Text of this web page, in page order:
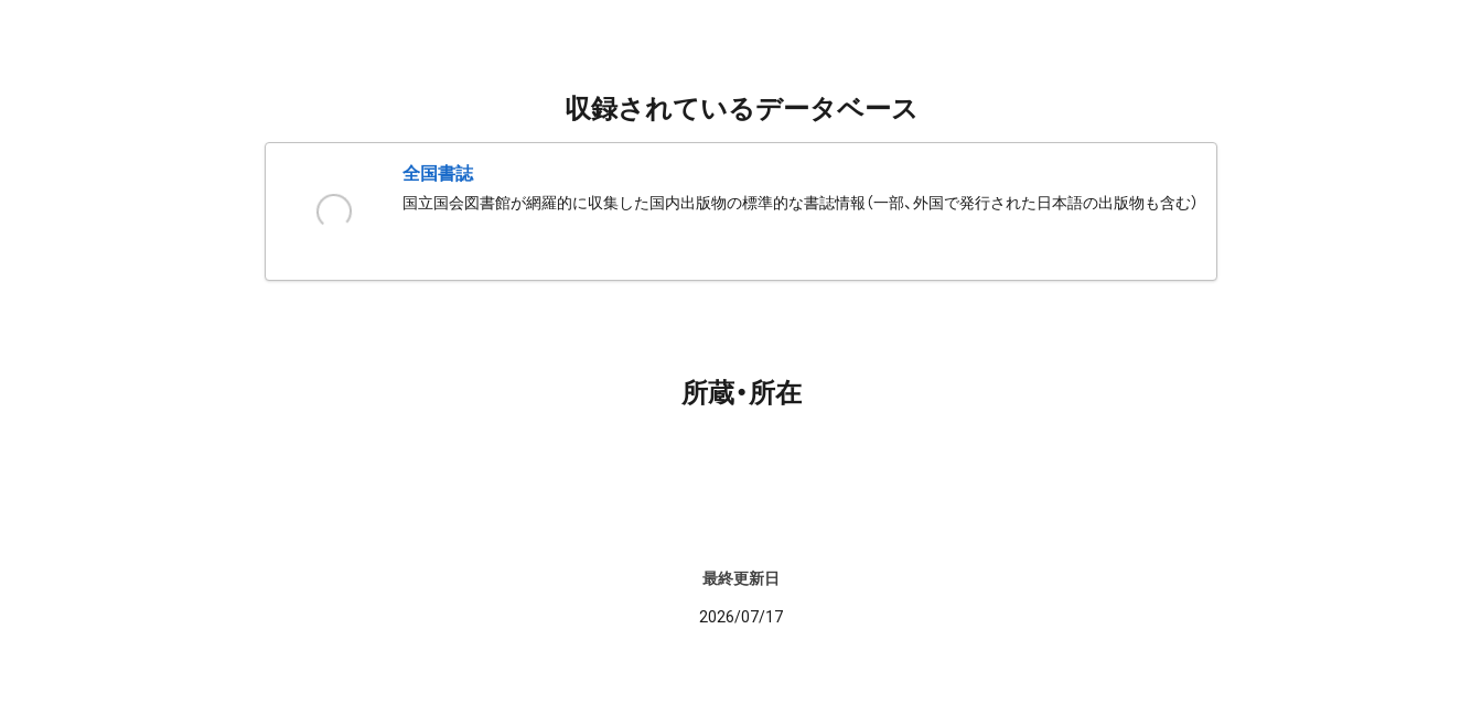
収録されているデータベース
全国書誌
国立国会図書館が網羅的に収集した国内出版物の標準的な書誌情報（一部、外国で発行された日本語の出版物も含む）
所蔵・所在
最終更新日
2026/07/17